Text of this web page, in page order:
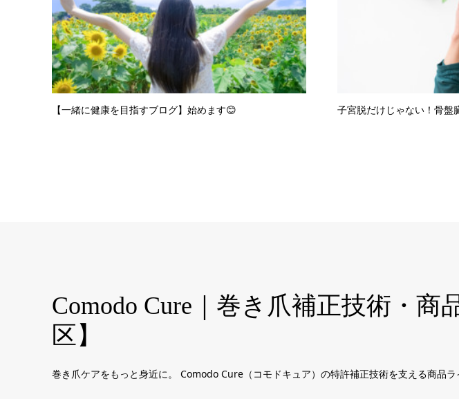
【一緒に健康を目指すブログ】始めます😊 子宮脱だけじゃない！骨盤
Comodo Cure｜巻き爪補正技術・
区】
巻き爪ケアをもっと身近に。 Comodo Cure（コモドキュア）の特許補正技術を支える商品